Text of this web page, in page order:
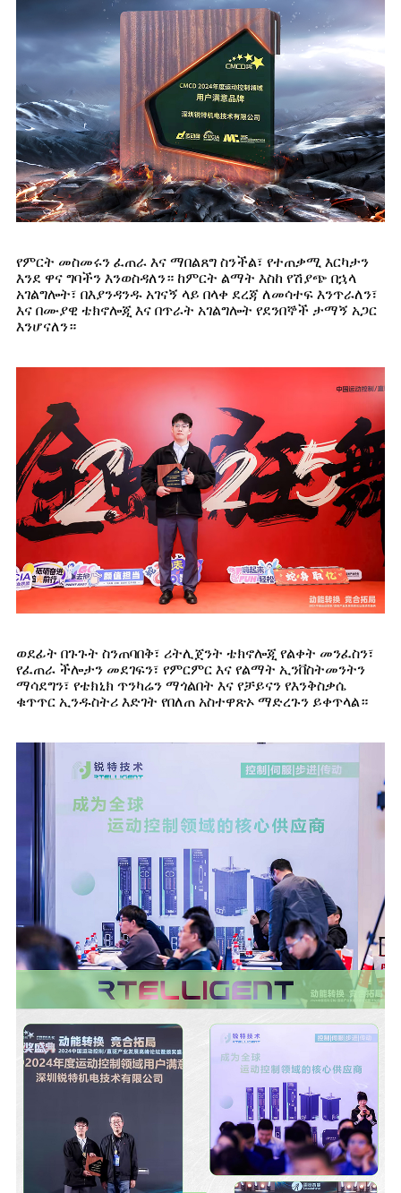
የምርት መስመሩን ፈጠራ እና ማበልጸግ ስንችል፣ የተጠቃሚ እርካታን
እንደ ዋና ግባችን እንወስዳለን። ከምርት ልማት እስከ የሽያጭ በኋላ
አገልግሎት፣ በእያንዳንዱ አገናኝ ላይ በላቀ ደረጃ ለመሳተፍ እንጥራለን፣
እና በሙያዊ ቴክኖሎጂ እና በጥራት አገልግሎት የደንበኞች ታማኝ አጋር
እንሆናለን።
ወደፊት በጉጉት ስንጠባበቅ፣ ሪትሊጀንት ቴክኖሎጂ የልቀት መንፈስን፣
የፈጠራ ችሎታን መደገፍን፣ የምርምር እና የልማት ኢንቨስትመንትን
ማሳደግን፣ የቴክኒክ ጥንካሬን ማጎልበት እና የቻይናን የእንቅስቃሴ
ቁጥጥር ኢንዱስትሪ እድገት የበለጠ አስተዋጽኦ ማድረጉን ይቀጥላል።